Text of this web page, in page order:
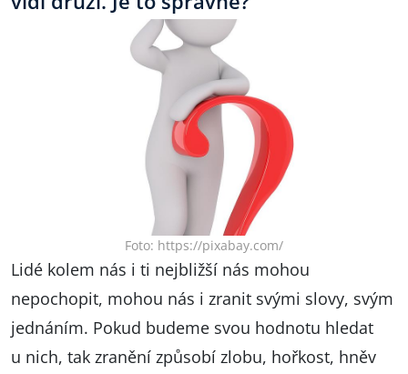
Foto: https://pixabay.com/
Lidé kolem nás i ti nejbližší nás mohou
nepochopit, mohou nás i zranit svými slovy, svým
jednáním. Pokud budeme svou hodnotu hledat
u nich, tak zranění způsobí zlobu, hořkost, hněv